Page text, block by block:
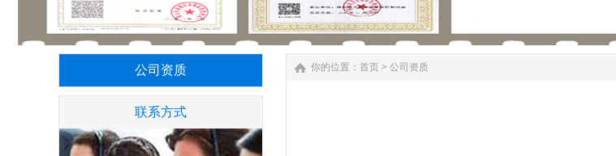
公司资质
联系方式
你的位置： 首页 > 公司资质